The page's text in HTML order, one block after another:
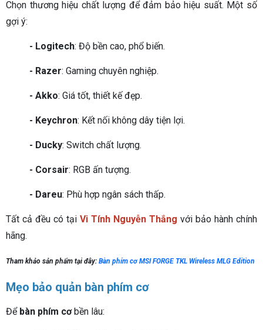
Chọn thương hiệu chất lượng để đảm bảo hiệu suất. Một số
gợi ý:
- Logitech: Độ bền cao, phổ biến.
- Razer: Gaming chuyên nghiệp.
- Akko: Giá tốt, thiết kế đẹp.
- Keychron: Kết nối không dây tiện lợi.
- Ducky: Switch chất lượng.
- Corsair: RGB ấn tượng.
- Dareu: Phù hợp ngân sách thấp.
Tất cả đều có tại Vi Tính Nguyễn Thắng với bảo hành chính
hãng.
Tham khảo sản phẩm tại đây: Bàn phím cơ MSI FORGE TKL Wireless MLG Edition
Mẹo bảo quản bàn phím cơ
Để bàn phím cơbền lâu: